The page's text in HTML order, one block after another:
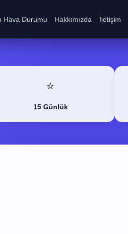
Hava Durumu Hakkımızda İletişim
⭐
15 Günlük